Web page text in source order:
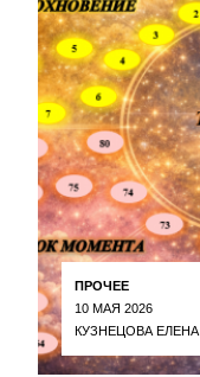
ПРОЧЕЕ
10 МАЯ 2026
КУЗНЕЦОВА ЕЛЕНА